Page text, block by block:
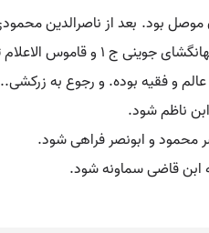
و فقیه بوده. و رجوع به
ناظم شود.
محمود و ابونصر فراهی شود.
ابن قاضی سماونه شود.